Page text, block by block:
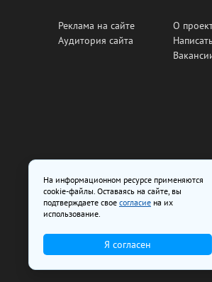
Реклама на сайте
Аудитория сайта
О
Все рекламные товары подлежат
изготовлена и размещена на
На сайте www.irk.ru
от 29 октября 2018 г., выдан
ООО «Ирк.ру». Главный
Телефон редакции:
+7 (3952) 48-
На информационном ресурсе применяются
cookie-файлы. Оставаясь на сайте, вы
подтверждаете свое согласие на их
использование.
Я согласен